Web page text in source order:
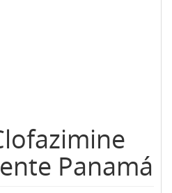
Panamá